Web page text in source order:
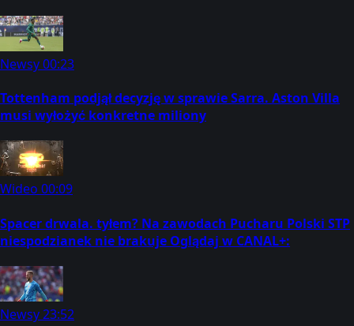
Newsy00:23
Tottenham podjął decyzję w sprawie Sarra. Aston Villa
musi wyłożyć konkretne miliony
Wideo 00:09
Spacer drwala. tyłem? Na zawodach Pucharu Polski STP
niespodzianek nie brakuje Oglądaj w CANAL+:
Newsy23:52